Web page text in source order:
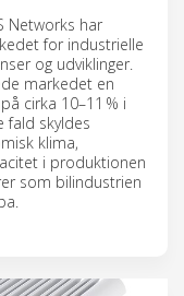
Networks har
for industrielle
og udviklinger.
markedet en
cirka 10–11 % i
fald skyldes
klima,
i produktionen
som bilindustrien